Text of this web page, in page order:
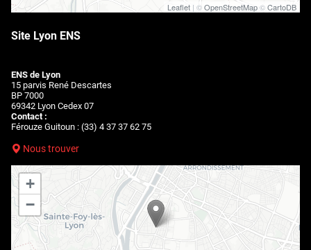
Leaflet | ©OpenStreetMap©CartoDB
Site Lyon ENS
ENS de Lyon
15 parvis René Descartes
BP 7000
69342 Lyon Cedex 07
Contact :
Férouze Guitoun : (33) 4 37 37 62 75
Nous trouver
+
−